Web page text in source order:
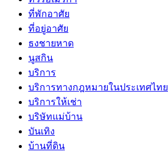
ที่พักอาศัย
ที่อยู่อาศัย
ธงชายหาด
นูสกิน
บริการ
บริการทางกฎหมายในประเทศไทย
บริการให้เช่า
บริษัทแม่บ้าน
บันเทิง
บ้านที่ดิน